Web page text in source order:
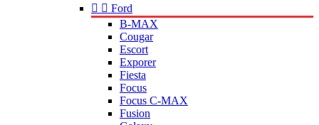
  Ford
B-MAX
Cougar
Escort
Exporer
Fiesta
Focus
Focus C-MAX
Fusion